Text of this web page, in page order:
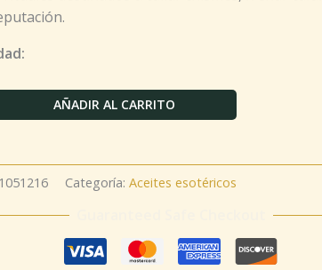
AÑADIR AL CARRITO
Categoría: Aceites esotéricos